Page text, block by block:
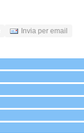
Invia per email